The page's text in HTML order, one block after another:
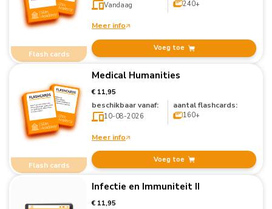
Flash cards
Vandaag 240+
Meer info
Voeg toe
Flash cards
Medical Humanities
€ 11,95
beschikbaar vanaf:
10-08-2026
aantal flashcards:
160+
Meer info
Voeg toe
Infectie en Immuniteit II
€ 11,95